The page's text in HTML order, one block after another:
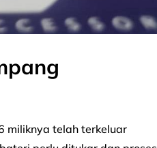
miliknya telah terkeluar